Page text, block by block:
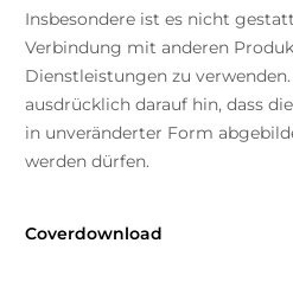
Insbesondere ist es nicht
Verbindung mit anderen
Dienstleistungen zu
ausdrücklich darauf hin, dass
in unveränderter Form
werden dürfen.
Coverdownload